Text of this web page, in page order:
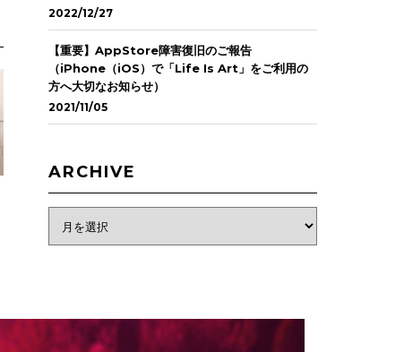
2022/12/27
【重要】AppStore障害復旧のご報告
（iPhone（iOS）で「Life Is Art」をご利用の
方へ大切なお知らせ）
2021/11/05
ARCHIVE